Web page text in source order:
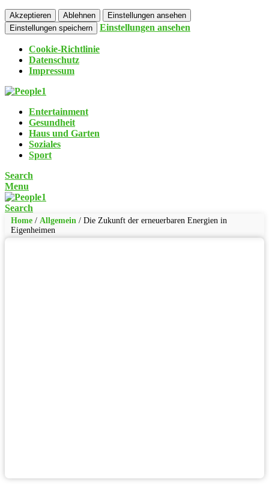
Akzeptieren Ablehnen
Einstellungen ansehen
Einstellungen speichern
Einstellungen ansehen
Cookie-Richtlinie
Datenschutz
Impressum
Entertainment
Gesundheit
Haus und Garten
Soziales
Sport
Search
Menu
Search
Home / Allgemein / Die Zukunft der erneuerbaren Energien in
Eigenheimen